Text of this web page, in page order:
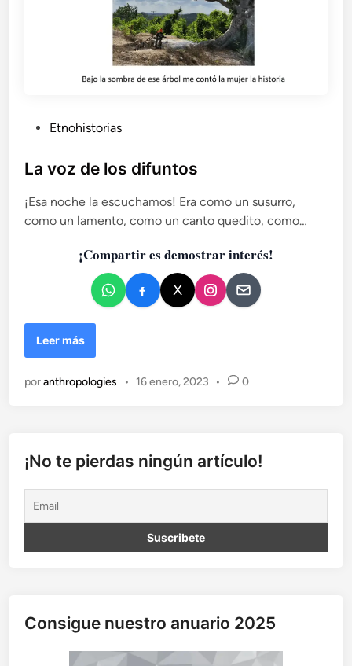
b
i
c
Etnohistorias
La voz de los difuntos
¡Esa noche la escuchamos! Era como un susurro,
como un lamento, como un canto quedito, como…
¡Compartir es demostrar interés!
L
a
o
l
o
s
d
i
u
s
Leer más
poranthropologies • 16 enero, 2023 • 0
¡No te pierdas ningún artículo!
Consigue nuestro anuario 2025